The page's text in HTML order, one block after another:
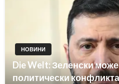
НОВИНИ
Die Welt: Зеленски
политически